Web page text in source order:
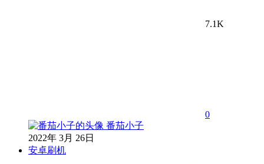
7.1K
0
番茄小子
2022年 3月 26日
安卓刷机